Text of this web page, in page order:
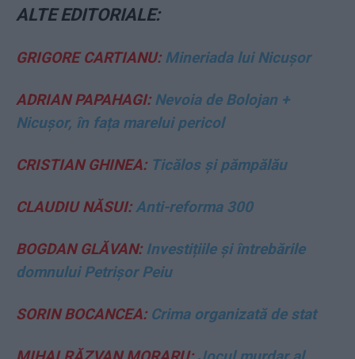
ALTE EDITORIALE:
GRIGORE CARTIANU: Mineriada lui Nicușor
ADRIAN PAPAHAGI:Nevoia de Bolojan +
Nicușor, în fața marelui pericol
CRISTIAN GHINEA: Ticălos și pămpălău
CLAUDIU NĂSUI:Anti-reforma 300
BOGDAN GLĂVAN:Investițiile și întrebările
domnului Petrișor Peiu
SORIN BOCANCEA:Crima organizată de stat